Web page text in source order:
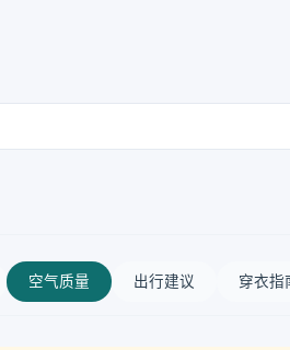
空气质量 出行建议 穿衣指